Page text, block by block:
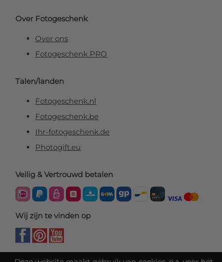
Over Fotogeschenk
Over ons
Fotogeschenk PRO
Talen/landen
Fotogeschenk.nl
Fotogeschenk.be
Ihr-fotogeschenk.de
Photogift.eu
Veilig & Vertrouwd betalen
Wij zijn te vinden op